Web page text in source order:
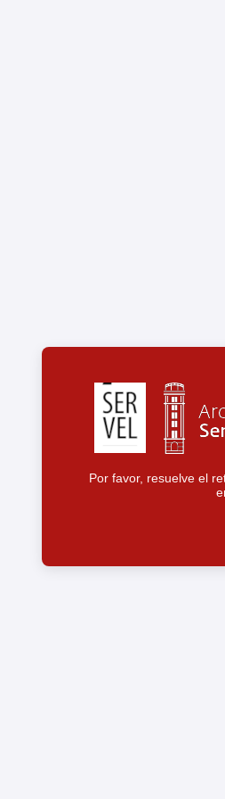
Por favor, resuelve el